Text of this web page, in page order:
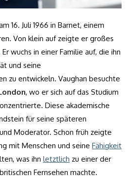
16. Juli 1966 in Barnet, einem
Von klein auf zeigte er großes
Er wuchs in einer Familie auf, die ihn
und seine
zu entwickeln. Vaughan besuchte
, wo er sich auf das Studium
Diese akademische
für seine späteren
Moderator. Schon früh zeigte
mit Menschen und seine Fähigkeit
was ihn letztlich zu einer der
Fernsehen machte.